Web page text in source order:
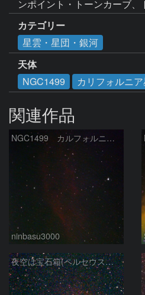
ンポイント・トーンカーブ、
カテゴリー
星雲・星団・銀河
天体
NGC1499
カリフォルニ
関連作品
NGC1499 カルフォルニア星雲
ninbasu3000
夜空は宝石箱(ペルセウス座 NGC1491) Seestar50